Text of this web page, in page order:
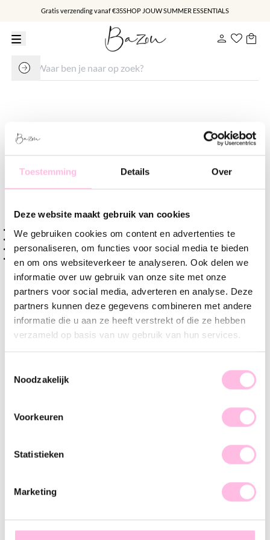
Toestemming Details Over
Deze website maakt gebruik van cookies
We gebruiken cookies om content en advertenties te
personaliseren, om functies voor social media te bieden
en om ons websiteverkeer te analyseren. Ook delen we
informatie over uw gebruik van onze site met onze
partners voor social media, adverteren en analyse. Deze
partners kunnen deze gegevens combineren met andere
informatie die u aan ze heeft verstrekt of die ze hebben
verzameld op basis van uw gebruik van hun services.
Noodzakelijk
Voorkeuren
Statistieken
Marketing
Gratis verzending vanaf €35SHOP JOUW SUMMER ESSENTIALS
Oorstekers ster - goudkleur
€ 9.95
Varianten:
Gratis verzending vanaf €35,-
Verzending v.a. €1,95
100% waterproof
Premium stainless steel
Kenmerk SKU
Deze Studs passen overal bij en/of naast.. de perfecte basics
♥ YOU MAY ALSO LOVE...
RVS creool ovaal 21mm "basic" - goud